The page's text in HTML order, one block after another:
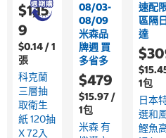
$1,15
9
$0.14 / 1
張
科克蘭
三層抽
取衛生
紙 120抽
X 72入
08/03-
08/09
米森品
牌週 買
多省多
$479
$15.97 /
1包
米森 有
速配
區隔日
達
1包
日本
選和
鰹魚